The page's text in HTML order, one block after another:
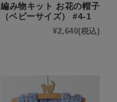
編み物キット お花の帽子
（ベビーサイズ） #4-1
¥2,640(税込)